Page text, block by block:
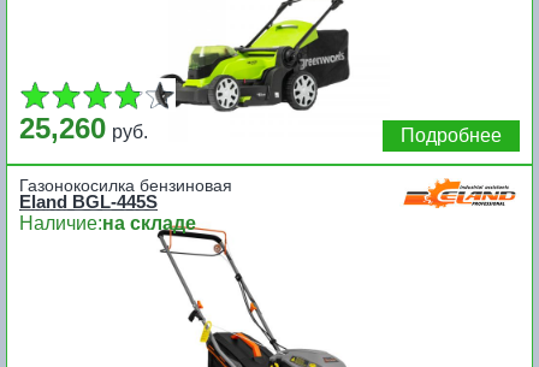
25,260 руб. Подробнее
Газонокосилка бензиновая
Eland BGL-445S
Наличие:на складе